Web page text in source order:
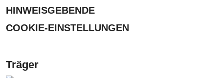
HINWEISGEBENDE
COOKIE-EINSTELLUNGEN
Träger